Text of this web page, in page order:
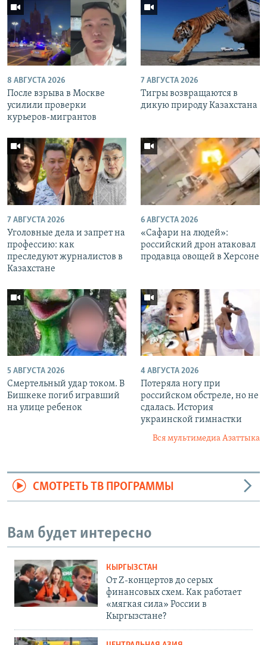
8 АВГУСТА 2026
После взрыва в Москве
усилили проверки
курьеров-мигрантов
7 АВГУСТА 2026
Тигры возвращаются в
дикую природу Казахстана
7 АВГУСТА 2026
Уголовные дела и запрет на
профессию: как
преследуют журналистов в
Казахстане
6 АВГУСТА 2026
«Cафари на людей»:
российский дрон атаковал
продавца овощей в Херсоне
5 АВГУСТА 2026
Смертельный удар током. В
Бишкеке погиб игравший
на улице ребенок
4 АВГУСТА 2026
Потеряла ногу при
российском обстреле, но не
сдалась. История
украинской гимнастки
Вся мультимедиа Азаттыка
СМОТРЕТЬ ТВ ПРОГРАММЫ
Вам будет интересно
КЫРГЫЗСТАН
От Z-концертов до серых
финансовых схем. Как работает
«мягкая сила» России в
Кыргызстане?